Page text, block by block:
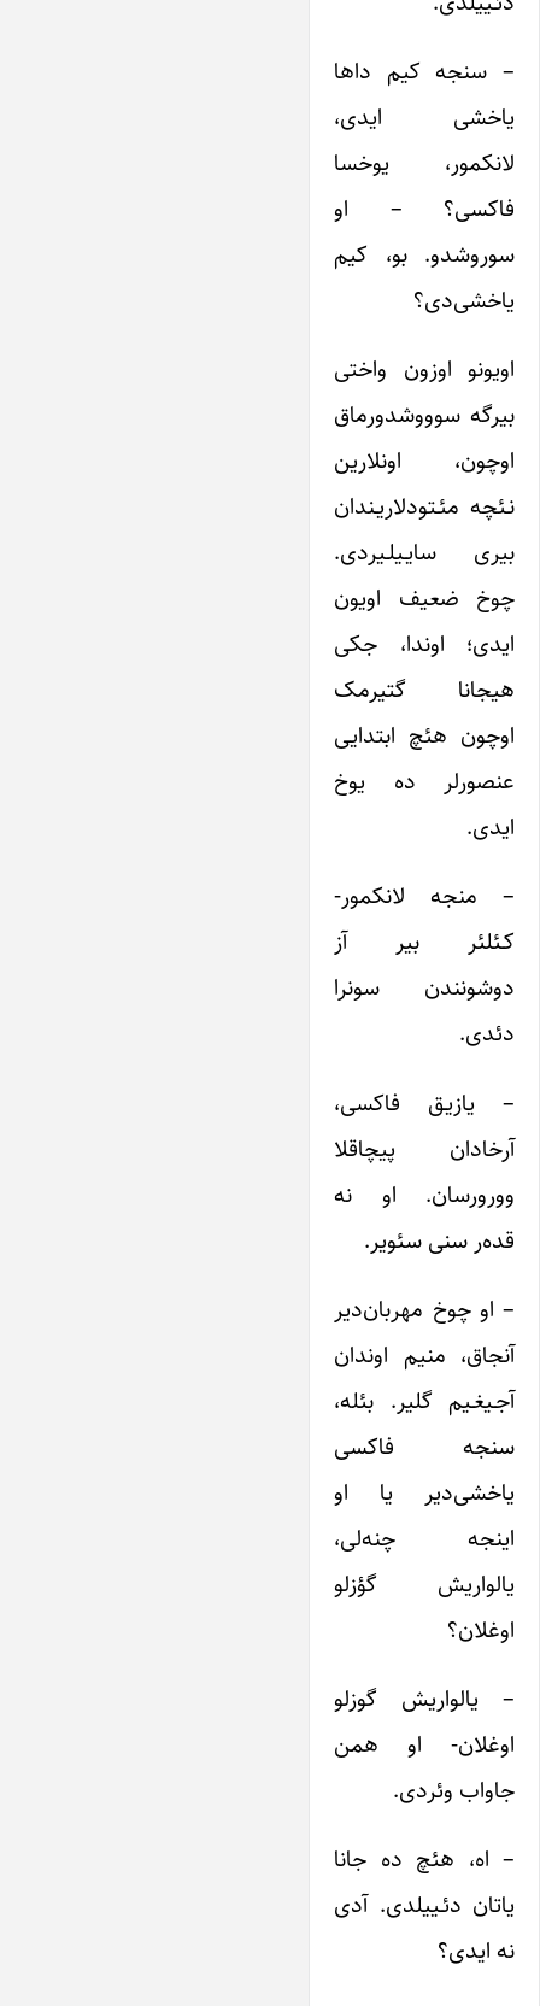
– سنجه کیم داها
یاخشی ایدی،
لانکمور، یوخسا
فاکسی؟ – او
سوروشدو. بو، کیم
یاخشی‌دی؟
اویونو اوزون واختی
بیرگه سوووشدورماق
اوچون، اونلارین
نـئچه مئـتودلاریـندان
بیری سایـیلـیردی.
چوخ ضعیف اویون
ایدی؛ اوندا، جکی
هیجانا گتیرمک
اوچون هئچ ابتدایی
عنصورلر ده یوخ
ایدی.
– منجه لانکمور-
کـئلئر بیر آز
دوشونندن سونرا
دئدی.
– یازیـق فاکسی،
آرخادان پیچاقلا
وورورسان. او نه
قده‌ر سنی سئویر.
– او چوخ مهربان‌دیر
آنجاق، منیم اوندان
آجـیغـیم گلیر. بئله،
سنجه فاکسی
یاخشی‌دیر یا او
اینجه چنه‌لی،
یالواریش گؤزلو
اوغلان؟
– یالواریش گوزلو
‌اوغلان- او همن
جاواب وئردی.
– اه، هئچ ده جانا
یاتان دئـییلدی. آدی
نه ایدی؟